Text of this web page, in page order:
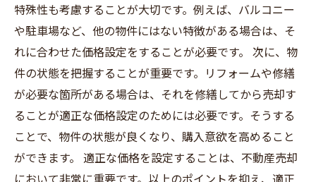
特殊性も考慮することが大切です。例えば、バルコニー
や駐車場など、他の物件にはない特徴がある場合は、そ
れに合わせた価格設定をすることが必要です。 次に、物
件の状態を把握することが重要です。リフォームや修繕
が必要な箇所がある場合は、それを修繕してから売却す
ることが適正な価格設定のためには必要です。そうする
ことで、物件の状態が良くなり、購入意欲を高めること
ができます。 適正な価格を設定することは、不動産売却
において非常に重要です。以上のポイントを抑え、適正